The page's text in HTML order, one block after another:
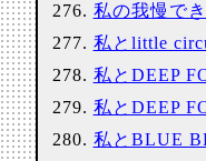
私の我慢で
私とlittle
私とDEEP
私とDEEP
私とBLUE